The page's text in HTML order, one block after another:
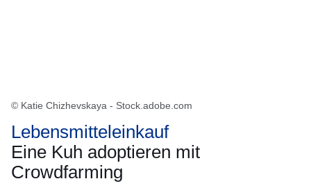
© Katie Chizhevskaya - Stock.adobe.com
Lebensmitteleinkauf
Eine Kuh adoptieren mit
Crowdfarming